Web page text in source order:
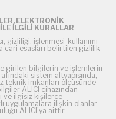
ELEKTRONİK
İLGİLİ KURALLAR
gizliliği, işlenmesi-kullanımı
cari esasları belirtilen gizlilik
girilen bilgilerin ve işlemlerin
sistem altyapısında,
teknik imkanları ölçüsünde
ALICI cihazından
ve ilgisiz kişilerce
uygulamalara ilişkin olanlar
ALICI'ya aittir.